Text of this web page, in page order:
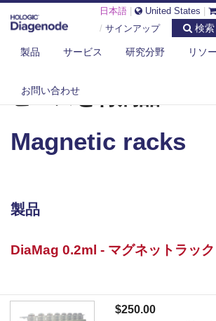
日本語 United States
/ サインアップ 検索
製品 サービス 研究分野 リソ
お問い合わせ
DIAGENODE.COM ビーズと付属品
ビーズと付属品
Magnetic racks
製品
DiaMag 0.2ml - マグネットラック
$250.00